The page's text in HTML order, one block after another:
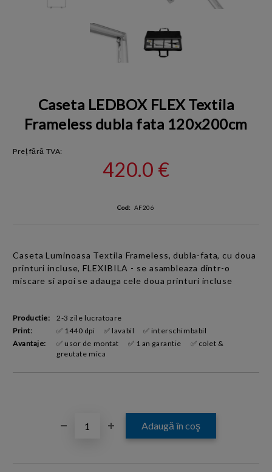
Caseta LEDBOX FLEX Textila
Frameless dubla fata 120x200cm
Preț fără TVA:
420.0 €
Cod: AF206
Caseta Luminoasa Textila Frameless,dubla-fata, cu doua
printuri incluse,FLEXIBILA - se asambleaza dintr-o
miscare si apoi se adauga cele doua printuri incluse
Productie:
2-3 zile lucratoare
Print:
✅ 1440 dpi ✅ lavabil
✅ interschimbabil
Avantaje:
✅ usor de montat ✅ 1 an garantie
✅ colet &
greutate mica